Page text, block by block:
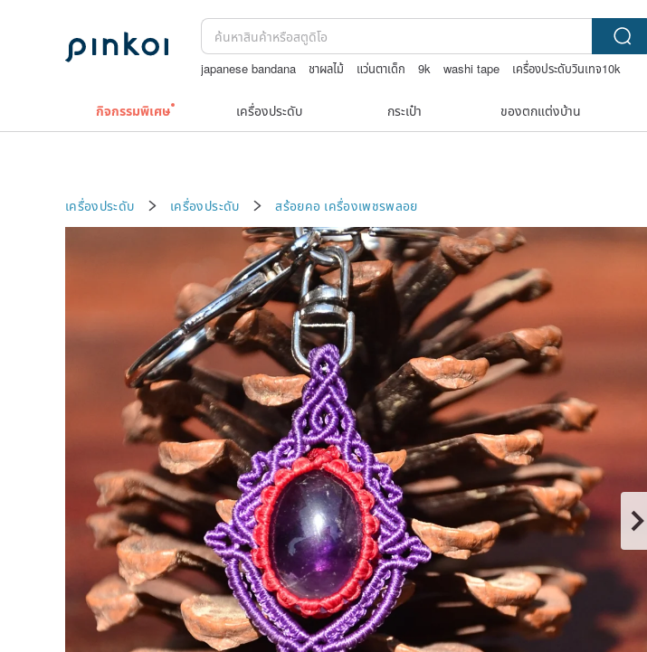
japanese bandana ชาผลไม้ แว่นตาเด็ก 9k washi tape
เครื่องประดับวินเทจ10k
กิจกรรมพิเศษ เครื่องประดับ กระเป๋า ของตกแต่งบ้าน
เครื่องประดับ เครื่องประดับ สร้อยคอ เครื่องเพชรพลอย